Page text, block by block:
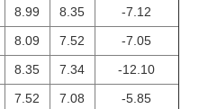
8.99 8.35
-7.12
8.09 7.52
-7.05
8.35 7.34
-12.10
7.52 7.08
-5.85